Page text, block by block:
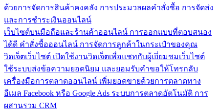
ด้วยการจัดการสินค้าคงคลัง การประมวลผลคำสั่งซื้อ การจัดส่ง
และการชำระเงินออนไลน์
เว็บไซต์บนมือถือและร้านค้าออนไลน์ การออกแบบที่ตอบสนอง
ได้ดี คำสั่งซื้อออนไลน์ การจัดการลูกค้าในกระเป๋าของคุณ
วิดเจ็ตเว็บไซต์ เปิดใช้งานวิดเจ็ตเพื่อแชทกับผู้เยี่ยมชมเว็บไซต์
ใช้ระบบส่งข้อความยอดนิยม และยอมรับคำขอให้โทรกลับ
เครื่องมือการตลาดออนไลน์ เพิ่มยอดขายด้วยการตลาดทาง
อีเมล Facebook หรือ Google Ads ระบบการตลาดอัตโนมัติ การ
ผสานรวม CRM